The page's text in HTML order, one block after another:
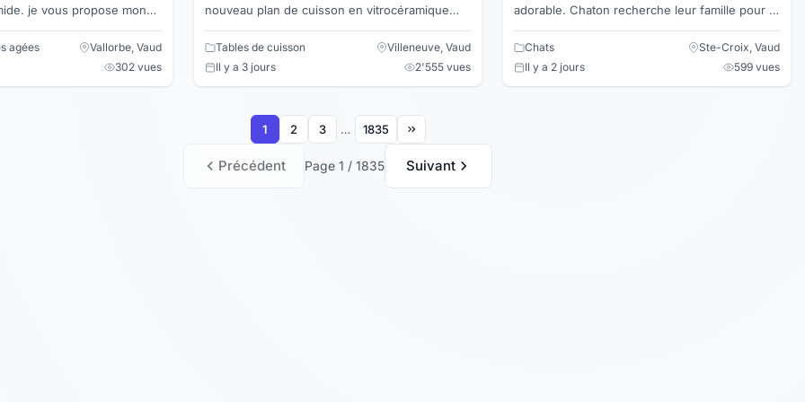
mon
agées
Vallorbe, Vaud
302 vues
nouveau plan de cuisson en vitrocéramique
avons aus...
Tables de cuisson
Villeneuve, Vaud
Il y a 3 jours
2'555 vues
adorable. Chaton recherche leur famille pour la
l'amour qu'il m...
Chats
Ste-Croix, Vaud
Il y a 2 jours
599 vues
Précédent Page 1 / 1835 Suivant
1 2 3 … 1835